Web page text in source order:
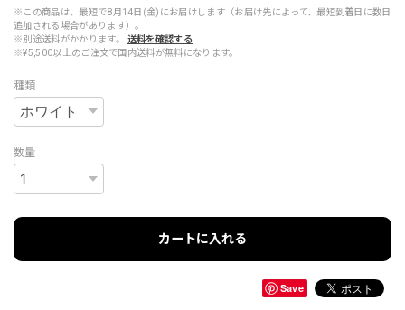
※この商品は、最短で8月14日(金)にお届けします（お届け先によって、最短到着日に数日
追加される場合があります）。
※別途送料がかかります。
送料を確認する
※¥5,500以上のご注文で国内送料が無料になります。
種類
数量
カートに入れる
Save